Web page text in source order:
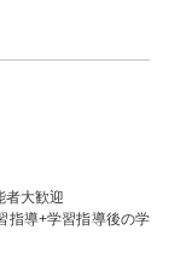
者大歓迎
指導+学習指導後の学